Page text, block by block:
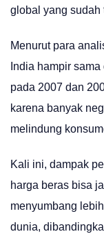
global yang sudah
Menurut para
India hampir
pada 2007 dan
karena banyak
melindung
Kali ini, dampak
harga beras bisa
menyumbang
dunia,